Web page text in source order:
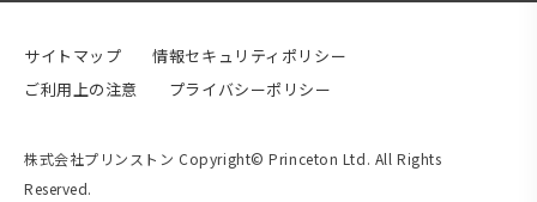
サイトマップ
情報セキュリティポリシー
ご利用上の注意
プライバシーポリシー
株式会社プリンストン Copyright© Princeton Ltd. All Rights
Reserved.